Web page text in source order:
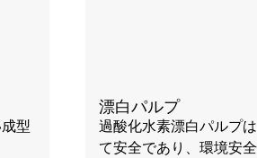
型
漂白パルプ
過酸化水素漂白パルプ
て安全であり、環境安全